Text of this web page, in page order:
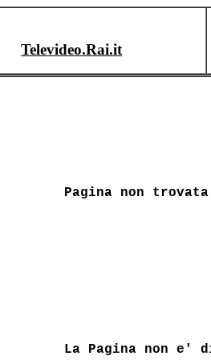
Televideo.Rai.it
Pagina non trovata
La Pagina non e'